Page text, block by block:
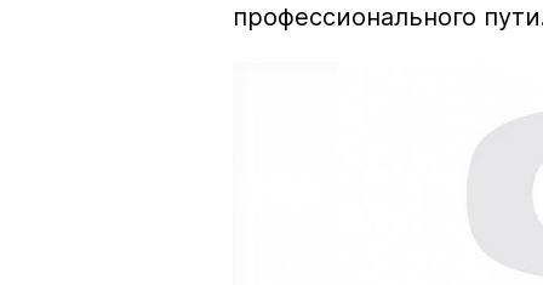
профессионального